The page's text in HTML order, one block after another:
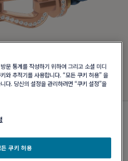
문 통계를 작성하기 위하여 그리고 소셜 미디
와 추적기를 사용합니다. “모든 쿠키 허용” 을
다. 당신의 설정을 관리하려면 “쿠키 설정”을
든 쿠키 허용